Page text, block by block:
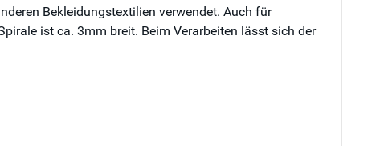
Bekleidungstextilien verwendet. Auch für
ist ca. 3mm breit. Beim Verarbeiten lässt sich der